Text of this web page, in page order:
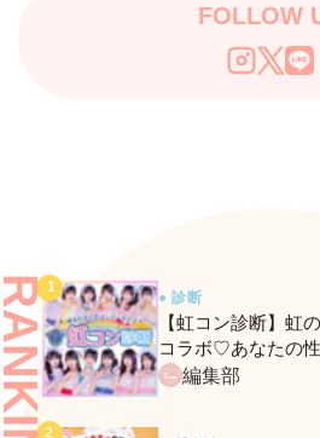
FOLLOW
● 診断
【虹コン診断】虹
コラボ♡あなたの
ンバーがわかる、
編集部